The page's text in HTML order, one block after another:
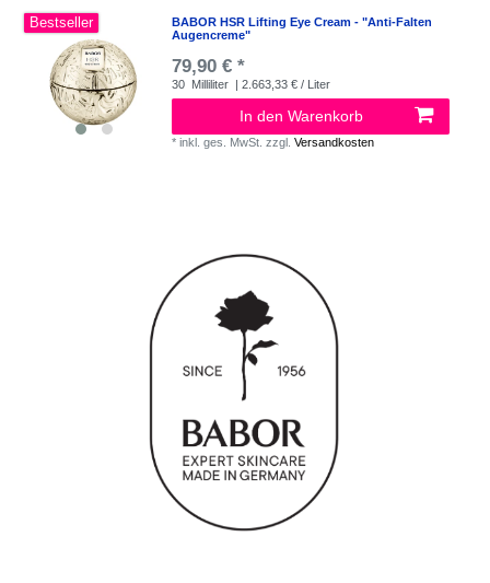
Bestseller
BABOR HSR Lifting Eye Cream - "Anti-Falten
Augencreme"
79,90 € *
30 Milliliter | 2.663,33 € / Liter
In den Warenkorb
*inkl. ges. MwSt. zzgl.Versandkosten